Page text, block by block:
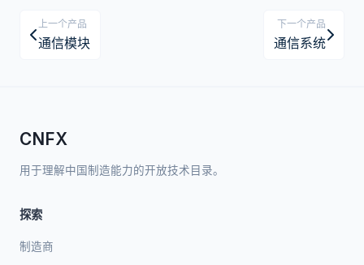
上一个产品
通信模块
下一个产品
通信系统
CNFX
用于理解中国制造能力的开放技术目录。
探索
制造商